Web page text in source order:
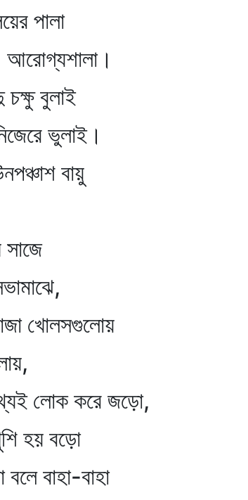
পালা
আরোগ্যশালা।
চক্ষু বুলাই
ভুলাই।
বায়ু
করে জড়ো,
বড়ো
বাহা